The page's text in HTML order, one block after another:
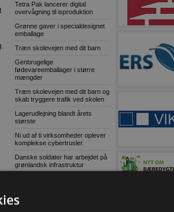
Tetra Pak lancerer digital
overvågning til isproduktion
Grønne gaver i specialdesignet
emballage
Træn skolevejen med dit barn
Genbrugelige
fødevareemballager i større
mængder
Træn skolevejen med dit barn og
skab tryggere trafik ved skolen
Lagerudlejning blandt årets
største
Ni ud af ti virksomheder oplever
komplekse cybertrusler
Danske soldater har arbejdet på
grønlandsk infrastruktur
Ny Sennebogenspecialist til